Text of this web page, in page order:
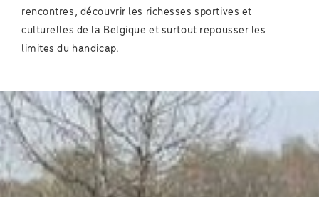
rencontres, découvrir les richesses sportives et
culturelles de la Belgique et surtout repousser les
limites du handicap.